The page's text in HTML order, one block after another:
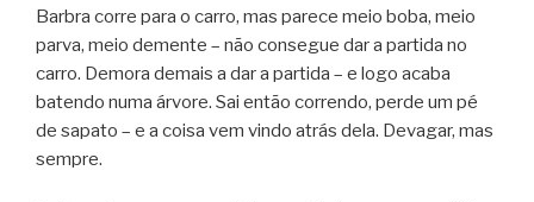
Barbra corre para o carro, mas parece meio boba, meio
parva, meio demente – não consegue dar a partida no
carro. Demora demais a dar a partida – e logo acaba
batendo numa árvore. Sai então correndo, perde um pé
de sapato – e a coisa vem vindo atrás dela. Devagar, mas
sempre.